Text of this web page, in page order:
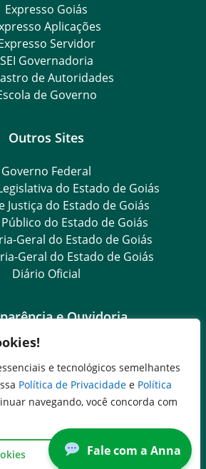
e tecnológicos semelhantes
Política de Privacidade e Política
navegando, você concorda com
Concordo
Fale com a Anna
Expresso Goiás
Aplicações
Servidor
SEI Governadoria
de Autoridades
de Governo
Outros Sites
Governo Federal
do Estado de Goiás
Justiça do Estado de Goiás
do Estado de Goiás
Geral do Estado de Goiás
Geral do Estado de Goiás
Diário Oficial
e Ouvidoria
LGPD
Transparência
Abertos Goiás
de Informação ao Cidadão
de Informação ao Cidadão
Setorial (Expresso)
Setorial (Presencial)